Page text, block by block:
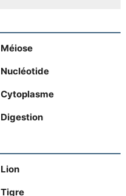
Méiose
Nucléotide
Cytoplasme
Digestion
Lion
Tigre